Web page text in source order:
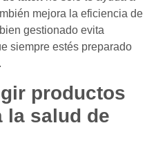
mejora la eficiencia de
gestionado evita
siempre estés preparado
productos
la salud de